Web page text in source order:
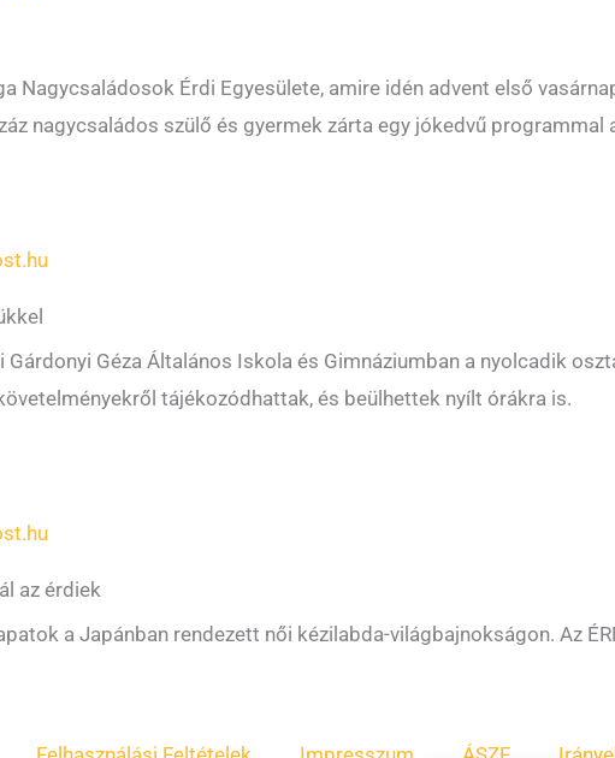
Nagycsaládosok Érdi Egyesülete, amire idén advent első
nagycsaládos szülő és gyermek zárta egy jókedvű programmal
Géza Általános Iskola és Gimnáziumban a nyolcadik
tájékozódhattak, és beülhettek nyílt órákra is.
az érdiek
a Japánban rendezett női kézilabda-világbajnokságon. Az